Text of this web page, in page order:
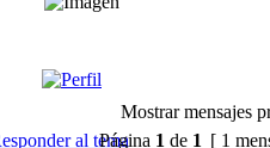
Mostrar mensajes
Página 1 de 1 [ 1